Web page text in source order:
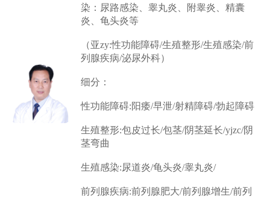
染：尿路感染、睾丸炎、附睾炎、精囊
炎、龟头炎等
（亚zy:性功能障碍/生殖整形/生殖感染/前
列腺疾病/泌尿外科）
细分：
性功能障碍:阳痿/早泄/射精障碍/勃起障碍
生殖整形:包皮过长/包茎/阴茎延长/yjzc/阴
茎弯曲
生殖感染:尿道炎/龟头炎/睾丸炎/
前列腺疾病:前列腺肥大/前列腺增生/前列